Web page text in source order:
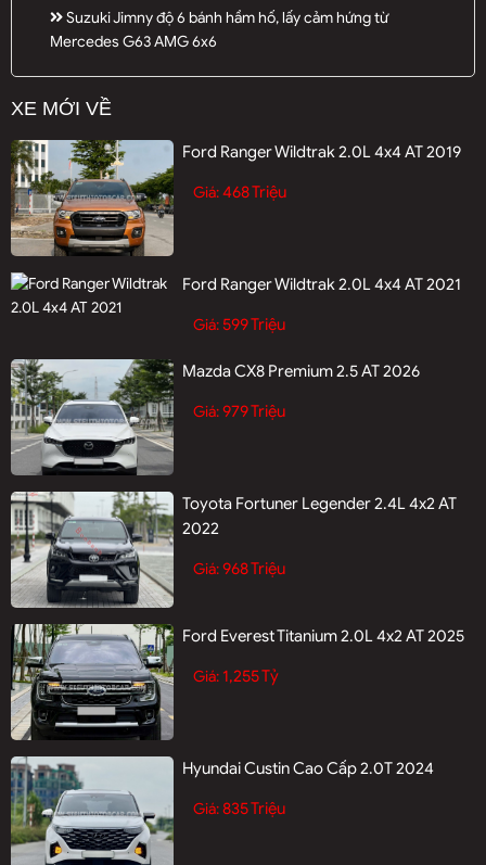
Suzuki Jimny độ 6 bánh hầm hố, lấy cảm hứng từ
Mercedes G63 AMG 6x6
XE MỚI VỀ
Ford Ranger Wildtrak 2.0L 4x4 AT 2019
Giá:468 Triệu
Ford Ranger Wildtrak 2.0L 4x4 AT 2021
Giá:599 Triệu
Mazda CX8 Premium 2.5 AT 2026
Giá:979 Triệu
Toyota Fortuner Legender 2.4L 4x2 AT
2022
Giá:968 Triệu
Ford Everest Titanium 2.0L 4x2 AT 2025
Giá: 1,255 Tỷ
Hyundai Custin Cao Cấp 2.0T 2024
Giá:835 Triệu